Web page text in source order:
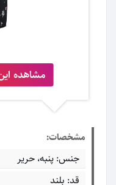
مشاهده
مشخصات:
جنس: پنبه، حریر
قد: بلند